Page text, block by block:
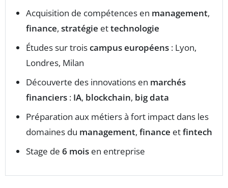
Acquisition de compétences en management,
finance, stratégie ettechnologie
Études sur troiscampus européens : Lyon,
Londres, Milan
Découverte des innovations en marchés
financiers : IA, blockchain, big data
Préparation aux métiers à fort impact dans les
domaines du management, finance etfintech
Stage de 6 mois en entreprise